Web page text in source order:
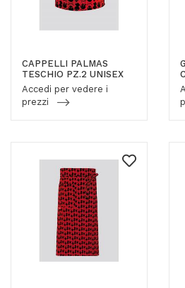
CAPPELLI PALMAS
TESCHIO PZ.2 UNISEX
Accedi per vedere i
prezzi